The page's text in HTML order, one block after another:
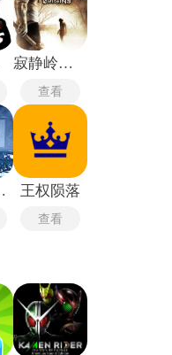
新手入门门槛也更低，
低的价格吸引大量用
通过先进的引擎技术和
备上呈现出接近端游的
画质与端游相差无几，成
寂静岭手机版
查看
版 王权陨落
查看